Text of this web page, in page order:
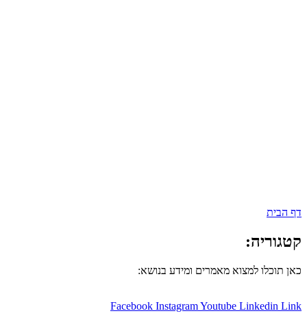
מאמרים ומידע בנושא:
Facebook InstagramYoutube